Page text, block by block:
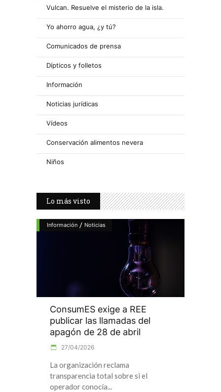
Vulcan. Resuelve el misterio de la isla.
Yo ahorro agua, ¿y tú?
Comunicados de prensa
Dípticos y folletos
Información
Noticias jurídicas
Vídeos
Conservación alimentos nevera
Niños
Lo más visto
Información / Noticias
ConsumES exige a REE
publicar las llamadas del
apagón de 28 de abril
27/04/2026
La organización reclama
transparencia total sobre si el
operador conocía